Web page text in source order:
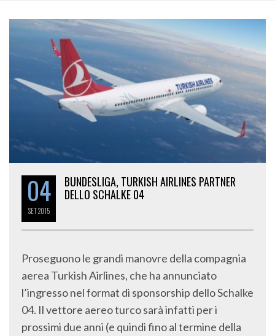
04
SET2015
BUNDESLIGA, TURKISH AIRLINES PARTNER
DELLO SCHALKE 04
Proseguono le grandi manovre della compagnia
aerea Turkish Airlines, che ha annunciato
l’ingresso nel format di sponsorship dello Schalke
04. Il vettore aereo turco sarà infatti per i
prossimi due anni (e quindi fino al termine della